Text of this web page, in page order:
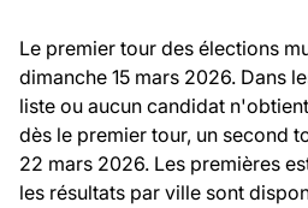
Le premier tour des élections
dimanche 15 mars 2026. Dans
liste ou aucun candidat
dès le premier tour, un second
22 mars 2026. Les premières
les résultats par ville sont